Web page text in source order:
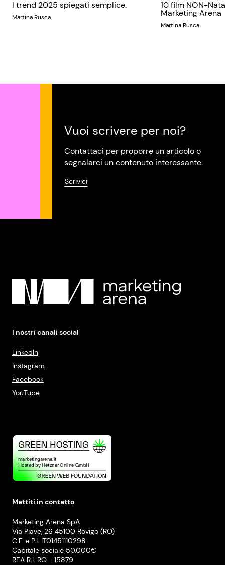
I trend 2025 spiegati semplice.
Martina Rusca
10 film NON-
Marketing Arena
Martina Rusca
Vuoi scrivere per noi?
Contattaci per proporre un articolo o
segnalarci un contenuto interessante.
Scrivici
I nostri canali social
LinkedIn
Instagram
Facebook
YouTube
Mettiti in contatto
Marketing Arena SpA
Via Piave, 26 45100 Rovigo (RO)
C.F. e P.I. IT01451110298
Capitale sociale 50.000€
REA R.I. RO - 15879